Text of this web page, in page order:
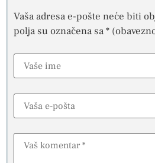
Vaša adresa e-pošte neće biti
polja su označena sa*